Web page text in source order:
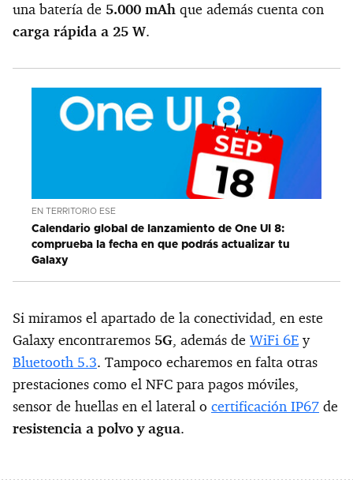
una batería de 5.000 mAh que además cuenta con
carga rápida a 25 W.
EN TERRITORIO ESE
Calendario global de lanzamiento de One UI 8:
comprueba la fecha en que podrás actualizar tu
Galaxy
Si miramos el apartado de la conectividad, en este
Galaxy encontraremos 5G, además de WiFi 6E y
Bluetooth 5.3. Tampoco echaremos en falta otras
prestaciones como el NFC para pagos móviles,
sensor de huellas en el lateral o certificación IP67 de
resistencia a polvo y agua.